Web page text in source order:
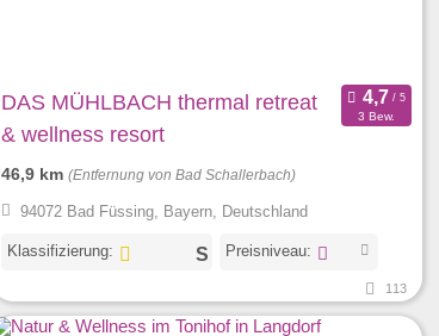
DAS MÜHLBACH thermal retreat
& wellness resort
3 Bew.
46,9 km (Entfernung von Bad Schallerbach)
94072 Bad Füssing, Bayern, Deutschland
Klassifizierung: Preisniveau:
113